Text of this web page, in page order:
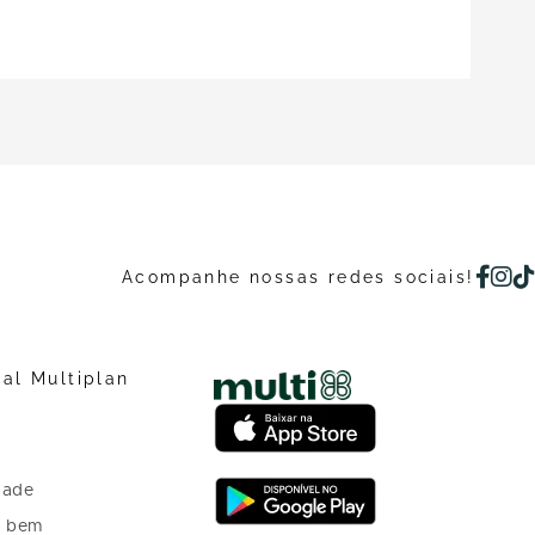
Acompanhe nossas redes sociais!
Multiplan
bem